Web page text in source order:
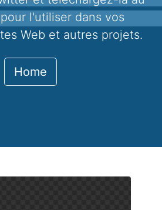
l'utiliser dans vos
Web et autres projets.
Home